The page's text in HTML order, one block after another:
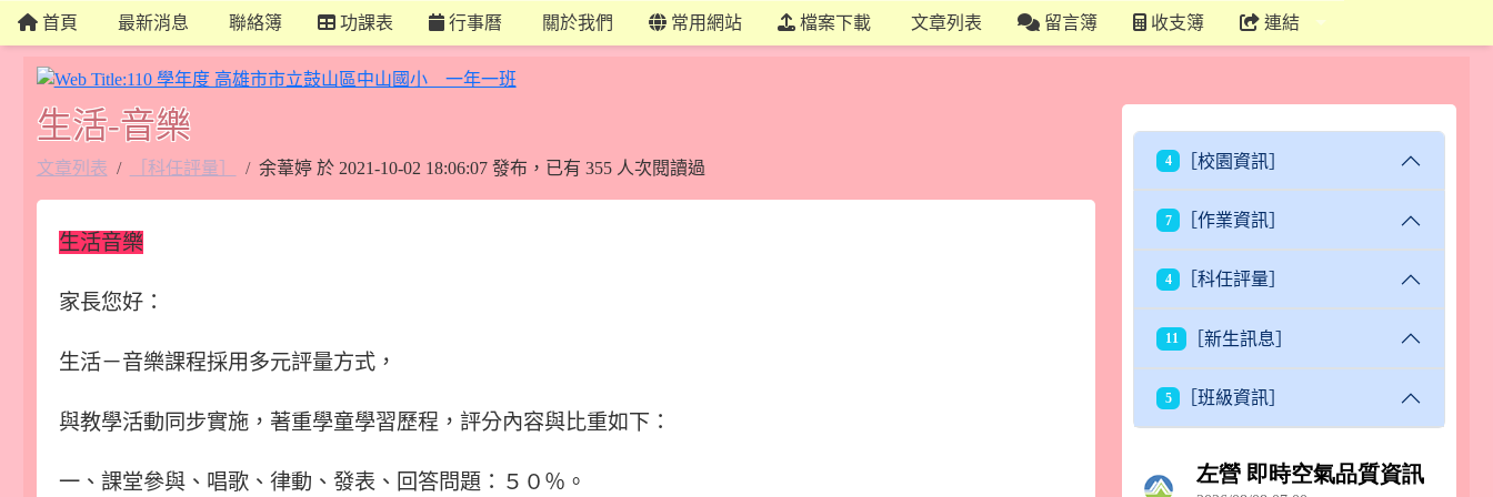
首頁 最新消息 聯絡簿 功課表 行事曆 關於我們 常用網站 檔案下載 文章列表 留言簿 收支簿 連結
110 學年度 高雄市市立鼓山區中山國小 一年一班
生活-音樂
文章列表 ［科任評量］ 余葦婷 於 2021-10-02 18:06:07 發布，已有 355 人次閱讀過
生活音樂
家長您好：
生活－音樂課程採用多元評量方式，
與教學活動同步實施，著重學童學習歷程，評分內容與比重如下：
一、課堂參與、唱歌、律動、發表、回答問題：５０％。
4 ［校園資訊］
7 ［作業資訊］
4 ［科任評量］
11 ［新生訊息］
5 ［班級資訊］